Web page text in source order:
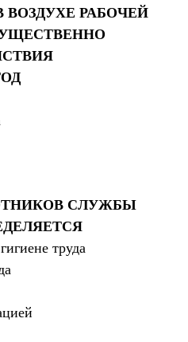
РАБОЧЕЙ
СЛУЖБЫ
труда